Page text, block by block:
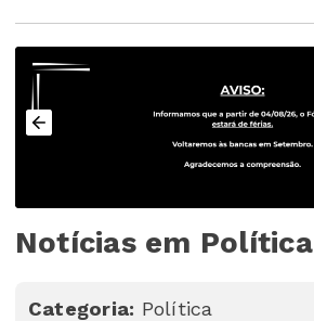
Notícias em Política
Categoria: Política